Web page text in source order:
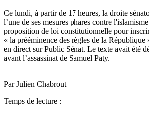
Ce lundi, à partir de 17 heures, la droite
l’une de ses mesures phares contre
proposition de loi constitutionnelle pour
« la prééminence des règles de la République
en direct sur Public Sénat. Le texte avait été
avant l’assassinat de Samuel Paty.
Par Julien Chabrout
Temps de lecture :